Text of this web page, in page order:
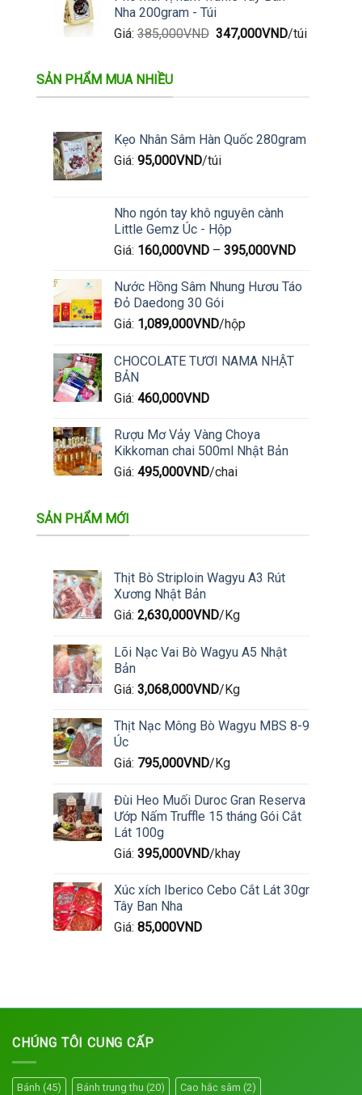
Nha 200gram - Túi
Giá: 385,000VND Giá
347,000VNDGiá
/túi
SẢN PHẨM MUA NHIỀU
Kẹo Nhân Sâm Hàn Quốc 280gram
Giá: 95,000VND/túi
Nho ngón tay khô nguyên cành
Little Gemz Úc - Hộp
Giá: 160,000VND– 395,000VND
Nước Hồng Sâm Nhung Hươu Táo
Đỏ Daedong 30 Gói
Giá: 1,089,000VND/hộp
CHOCOLATE TƯƠI NAMA NHẬT
BẢN
Giá: 460,000VND
Rượu Mơ Vảy Vàng Choya
Kikkoman chai 500ml Nhật Bản
Giá: 495,000VND/chai
SẢN PHẨM MỚI
Thịt Bò Striploin Wagyu A3 Rút
Xương Nhật Bản
Giá: 2,630,000VND/Kg
Lõi Nạc Vai Bò Wagyu A5 Nhật
Bản
Giá: 3,068,000VND/Kg
Thịt Nạc Mông Bò Wagyu MBS 8-9
Úc
Giá: 795,000VND/Kg
Đùi Heo Muối Duroc Gran Reserva
Ướp Nấm Truffle 15 tháng Gói Cắt
Lát 100g
Giá: 395,000VND/khay
Xúc xích Iberico Cebo Cắt Lát 30gr
Tây Ban Nha
Giá: 85,000VND
CHÚNG TÔI CUNG CẤP
Bánh (45) Bánh trung thu (20) Cao hắc sâm (2)